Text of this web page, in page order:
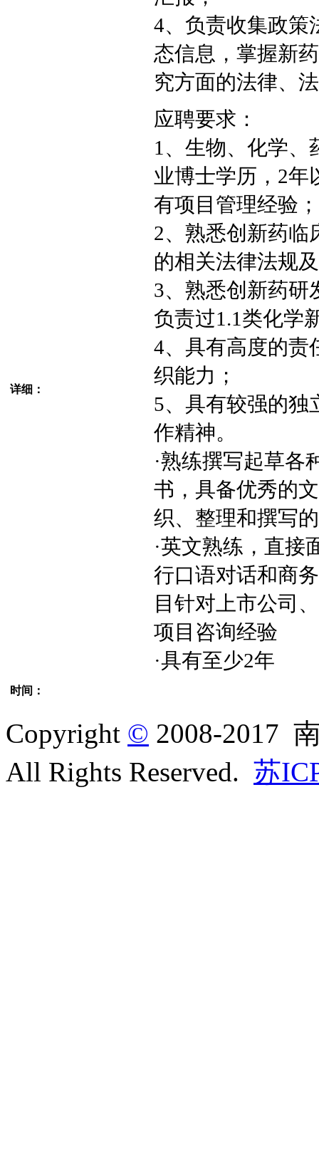
4、负责收集政策
态信息，掌握新
究方面的法律、
详细：
应聘要求：
1、生物、化学、
业博士学历，2年
有项目管理经验；
2、熟悉创新药临
的相关法律法规
3、熟悉创新药研
负责过1.1类化学
4、具有高度的责
织能力；
5、具有较强的独
作精神。
·熟练撰写起草各
书，具备优秀的
织、整理和撰写
·英文熟练，直接
行口语对话和商
目针对上市公司
项目咨询经验
·具有至少2年
时间：
Copyright © 2008-2017
All Rights Reserved. 苏